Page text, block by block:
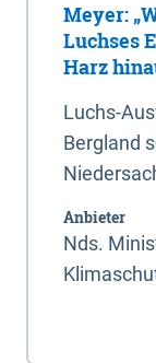
Meyer:
Luchses
Harz
Luchs-
Bergland
Anbieter
Nds.